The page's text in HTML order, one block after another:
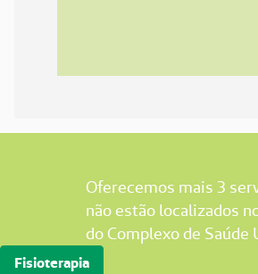
Oferecemos mais 3
não estão localizados
do Complexo de Saúde
Fisioterapia